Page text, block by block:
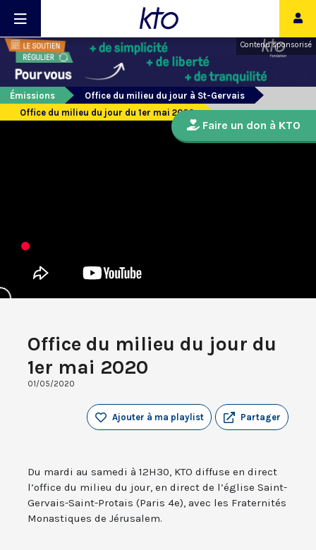
Contenu sponsorisé
Émissions
Office du milieu du jour à St-Gervais
Office du milieu du jour du 1er mai 2020
Office du milieu du jour du
1er mai 2020
01/05/2020
Partager
Ajouter à ma playlist
Du mardi au samedi à 12H30, KTO diffuse en direct
l’office du milieu du jour, en direct de l’église Saint-
Gervais-Saint-Protais (Paris 4e), avec les Fraternités
Monastiques de Jérusalem.
Faire un don à KTO